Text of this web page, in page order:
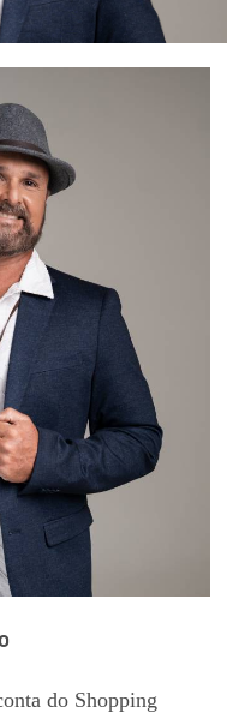
do Shopping